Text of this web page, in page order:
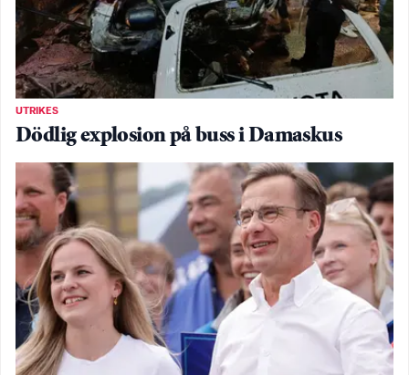
UTRIKES
Dödlig explosion på buss i Damaskus